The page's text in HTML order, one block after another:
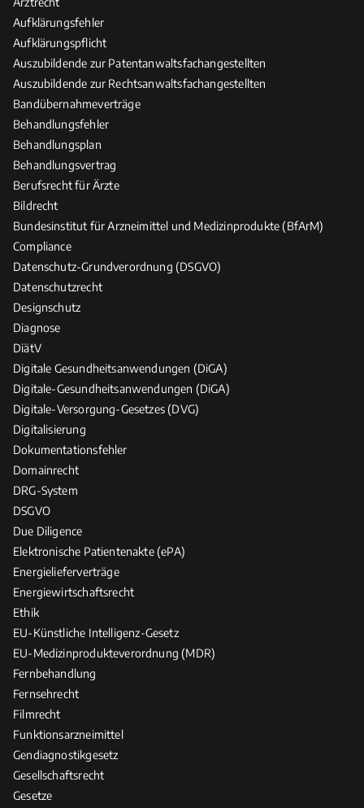
e
-
u
n
d
P
f
l
e
g
e
r
u
f
e
Aufklärungsfehler
Aufklärungspflicht
Auszubildende zur Patentanwaltsfachangestellten
Auszubildende zur Rechtsanwaltsfachangestellten
Bandübernahmeverträge
Behandlungsfehler
Behandlungsplan
Behandlungsvertrag
Berufsrecht für Ärzte
Bildrecht
Bundesinstitut für Arzneimittel und Medizinprodukte (BfArM)
Compliance
Datenschutz-Grundverordnung (DSGVO)
Datenschutzrecht
Designschutz
Diagnose
DiätV
Digitale Gesundheitsanwendungen (DiGA)
Digitale-Gesundheitsanwendungen (DiGA)
Digitale-Versorgung-Gesetzes (DVG)
Digitalisierung
Dokumentationsfehler
Domainrecht
DRG-System
DSGVO
Due Diligence
Elektronische Patientenakte (ePA)
Energielieferverträge
Energiewirtschaftsrecht
Ethik
EU-Künstliche Intelligenz-Gesetz
EU-Medizinprodukteverordnung (MDR)
Fernbehandlung
Fernsehrecht
Filmrecht
Funktionsarzneimittel
Gendiagnostikgesetz
Gesellschaftsrecht
Gesetze